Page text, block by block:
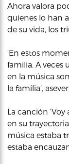
Ahora valora
quienes lo han
de su vida, los
‘En estos
familia. A veces
en la música
la familia’,
La canción
en su
música estaba
estaba